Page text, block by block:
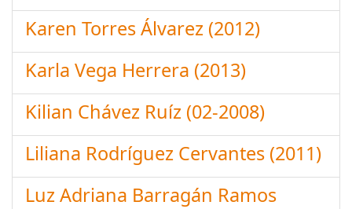
Karen Torres Álvarez (2012)
Karla Vega Herrera (2013)
Kilian Chávez Ruíz (02-2008)
Liliana Rodríguez Cervantes (2011)
Luz Adriana Barragán Ramos